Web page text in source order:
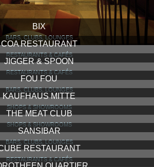
BIX
BARS, CLUBS, LOUNGES
COA RESTAURANT